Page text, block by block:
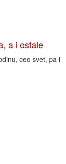
a i ostale
ceo svet, pa i